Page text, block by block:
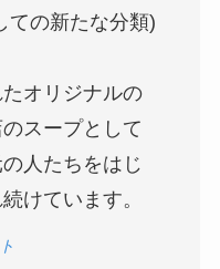
ての新たな分類)
オリジナルの
スープとして
人たちをはじ
けています。